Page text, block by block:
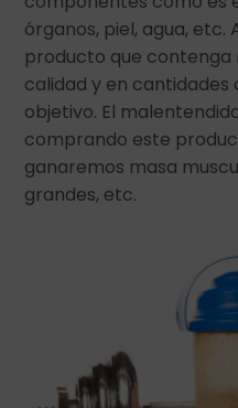
órganos, piel, agua, etc.
producto que
calidad y en
objetivo. El
comprando este
ganaremos masa
grandes, etc.